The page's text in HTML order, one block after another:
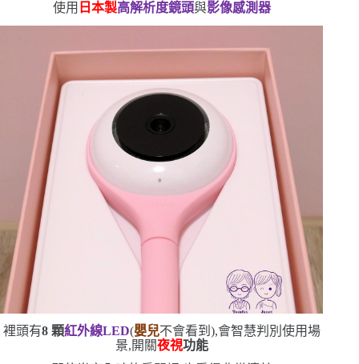
使用 日本製高解析度鏡頭與影像感測器
裡頭有8 顆紅外線LED(嬰兒不會看到 ),會智慧判別使用場
景,開關夜視功能